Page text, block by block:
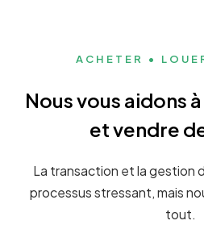
ACHETER •
Nous vous aidons
et vendre
La transaction et la gestion
processus stressant, mais
tout.